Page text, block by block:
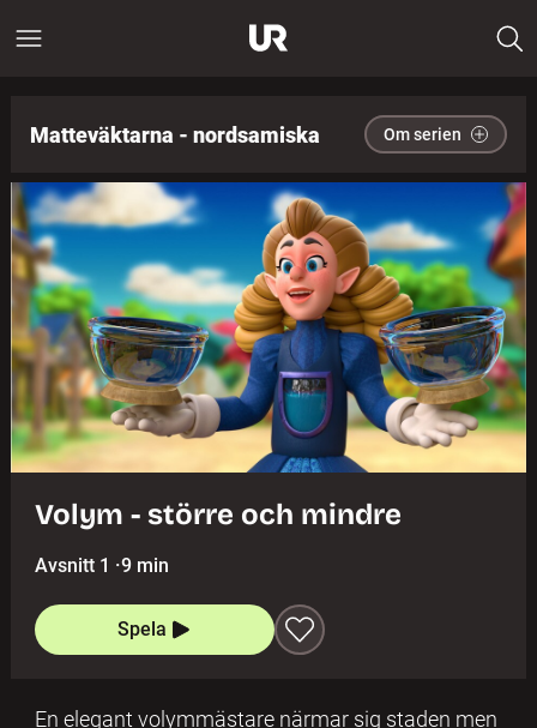
Matteväktarna - nordsamiska Om serien
Volym - större och mindre
Avsnitt 1 ·9 min
Spela
En elegant volymmästare närmar sig staden men